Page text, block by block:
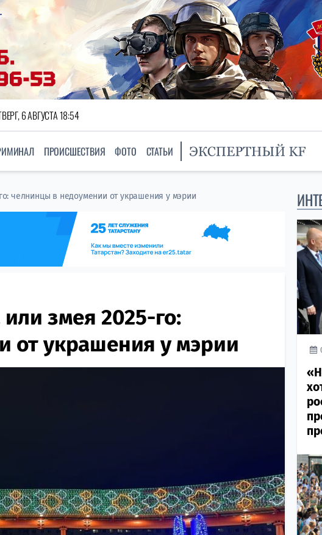
6 АВГУСТА 18:54
ПРОИСШЕСТВИЯ ФОТО СТАТЬИ
челнинцы в недоумении от украшения у мэрии
змея 2025-го:
от украшения у мэрии